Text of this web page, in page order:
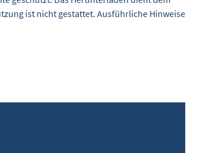
ist nicht gestattet. Ausführliche Hinweise